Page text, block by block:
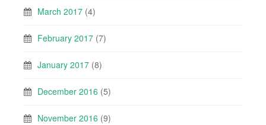
March 2017 (4)
February 2017 (7)
January 2017 (8)
December 2016 (5)
November 2016 (9)